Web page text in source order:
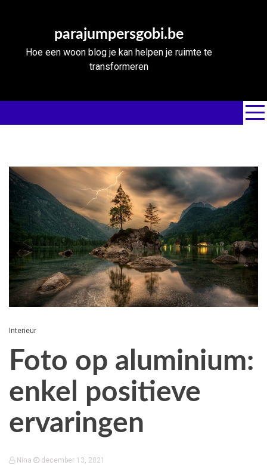
parajumpersgobi.be
Hoe een woon blog je kan helpen je ruimte te
transformeren
Interieur
Foto op aluminium:
enkel positieve
ervaringen
Nina december 13, 2021